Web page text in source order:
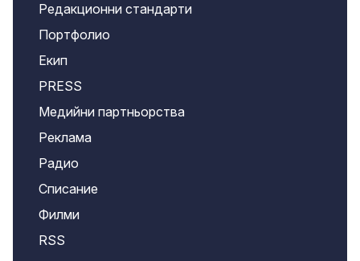
Редакционни стандарти
Портфолио
Екип
PRESS
Медийни партньорства
Реклама
Радио
Списание
Филми
RSS